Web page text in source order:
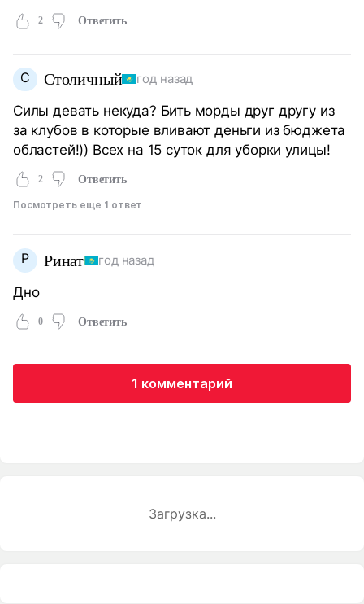
2 Ответить
С Столичный год назад
Силы девать некуда? Бить морды друг другу из
за клубов в которые вливают деньги из бюджета
областей!)) Всех на 15 суток для уборки улицы!
2 Ответить
Посмотреть еще 1 ответ
Р Ринат год назад
Дно
0 Ответить
1 комментарий
Загрузка...